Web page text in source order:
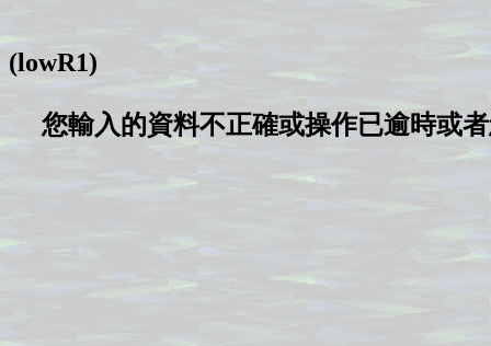
(lowR1)
您輸入的資料不正確或操作已逾時或